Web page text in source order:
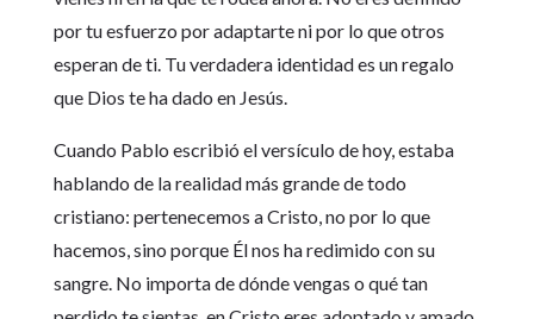
por tu esfuerzo por adaptarte ni por lo que otros
esperan de ti. Tu verdadera identidad es un regalo
que Dios te ha dado en Jesús.
Cuando Pablo escribió el versículo de hoy, estaba
hablando de la realidad más grande de todo
cristiano: pertenecemos a Cristo, no por lo que
hacemos, sino porque Él nos ha redimido con su
sangre. No importa de dónde vengas o qué tan